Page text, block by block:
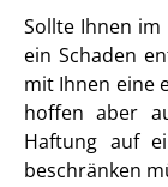
Sollte Ihnen im
ein Schaden
mit Ihnen eine
hoffen aber
Haftung auf
beschränken